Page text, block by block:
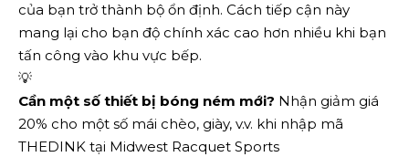
của bạn trở thành bộ ổn định. Cách tiếp cận này
mang lại cho bạn độ chính xác cao hơn nhiều khi bạn
tấn công vào khu vực bếp.
💡
Cần một số thiết bị bóng ném mới? Nhận giảm giá
20% cho một số mái chèo, giày, v.v. khi nhập mã
THEDINK tại Midwest Racquet Sports